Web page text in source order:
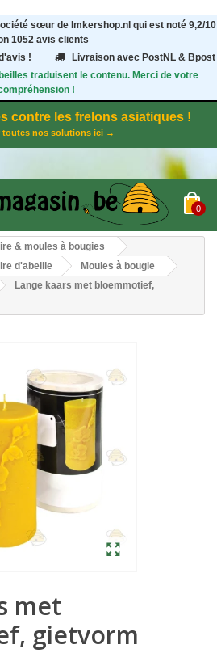
sœur de Imkershop.nl qui est noté 9,2/10
1052 avis clients
!
Livraison avec PostNL & Bpost
traduisent le contenu. Merci de votre
!
contre les frelons asiatiques !
toutes nos solutions ici →
0
& moules à bougies
d'abeille
Moules à bougie
Lange kaars met bloemmotief,
met
gietvorm